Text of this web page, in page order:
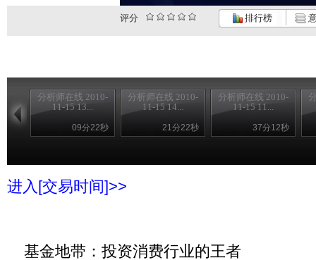
评分 排行榜
分析师在线 2010-
11-15 13...
09分22秒
分析师在线 2010-
11-15 14...
21分22秒
分析师在线 2010-
11-15 11...
37分12秒
进入[交易时间]>>
基金地带：投资消费行业的王者